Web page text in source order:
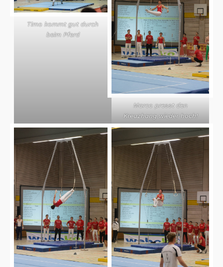
Timo kommt gut durch
beim Pferd
Marco presst den
Kreuzhang wieder hoch!